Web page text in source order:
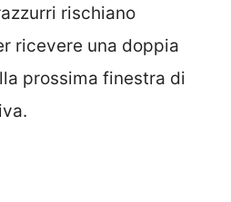
rischiano
ricevere una doppia
prossima finestra di